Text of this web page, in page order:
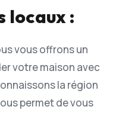
locaux :
vous offrons un
votre maison avec
la région
permet de vous